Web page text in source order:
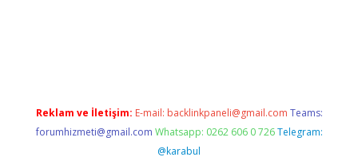
Reklam ve İletişim: E-mail: backlinkpaneli@gmail.com Teams:
forumhizmeti@gmail.com Whatsapp: 0262 606 0 726 Telegram:
@karabul